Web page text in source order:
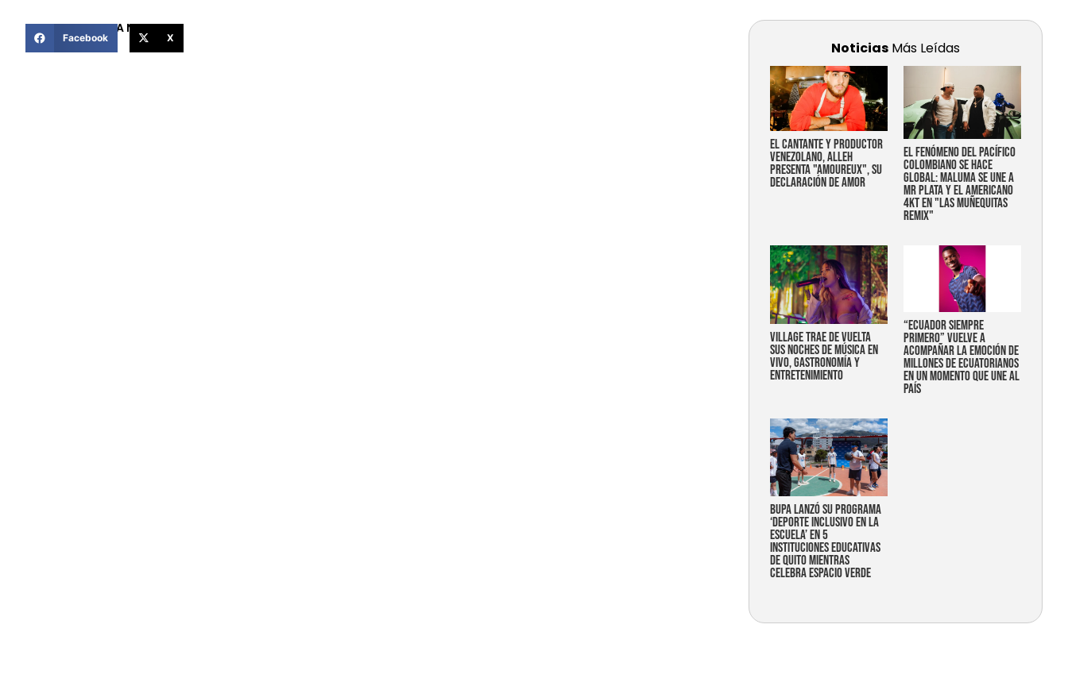
COMPARTIR ESTA NOTICIA
Facebook X
Noticias Más Leídas
EL CANTANTE Y PRODUCTOR
VENEZOLANO, ALLEH
PRESENTA "AMOUREUX", SU
DECLARACIÓN DE AMOR
EL FENÓMENO DEL PACÍFICO
COLOMBIANO SE HACE
GLOBAL: MALUMA SE UNE A
MR PLATA Y EL AMERICANO
4KT EN "LAS MUÑEQUITAS
REMIX"
Village trae de vuelta
sus noches de música en
vivo, gastronomía y
entretenimiento
“Ecuador siempre
primero” vuelve a
acompañar la emoción de
millones de ecuatorianos
en un momento que une al
país
Bupa lanzó su programa
‘Deporte Inclusivo en la
Escuela’ en 5
instituciones educativas
de Quito mientras
celebra espacio verde